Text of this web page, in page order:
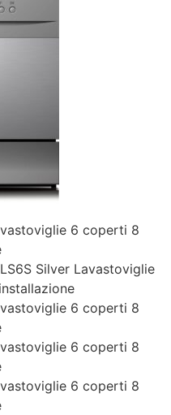
6 coperti 8
Silver Lavastoviglie
6 coperti 8
6 coperti 8
6 coperti 8